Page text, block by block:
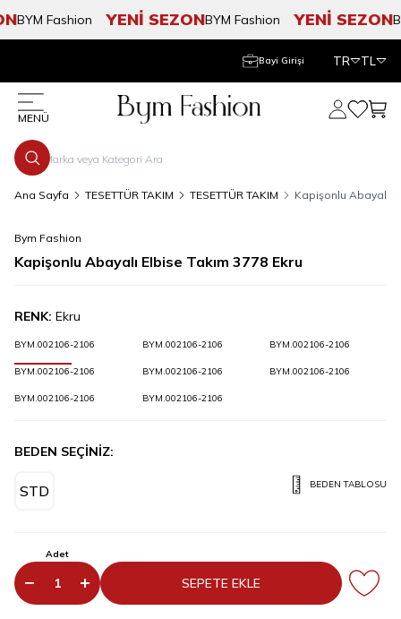
BYM Fashion YENİ SEZONBYM Fashion YENİ SEZON
Bayi Girişi TR TL
MENÜ
Hesabım
Ana Sayfa TESETTÜR TAKIM TESETTÜR TAKIM Kapişonlu Abayalı
Bym Fashion
Kapişonlu Abayalı Elbise Takım 3778 Ekru
RENK: Ekru
BYM.002106-2106 BYM.002106-2106 BYM.002106-2106
BYM.002106-2106 BYM.002106-2106 BYM.002106-2106
BYM.002106-2106 BYM.002106-2106
BEDEN SEÇİNİZ:
STD BEDEN TABLOSU
Adet
SEPETE EKLE